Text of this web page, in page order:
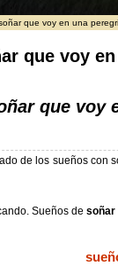
que voy en una
que voy
que voy
de los sueños con
Sueños desoñar